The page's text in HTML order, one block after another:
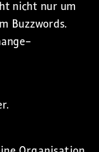
nicht nur um
Buzzwords.